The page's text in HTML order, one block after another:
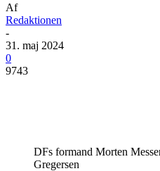
Af
Redaktionen
-
31. maj 2024
0
9743
DFs formand Morten
Gregersen